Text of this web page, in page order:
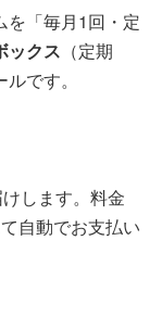
を「毎月1回・定
ックス （定期
です。
します。料金
自動でお支払い